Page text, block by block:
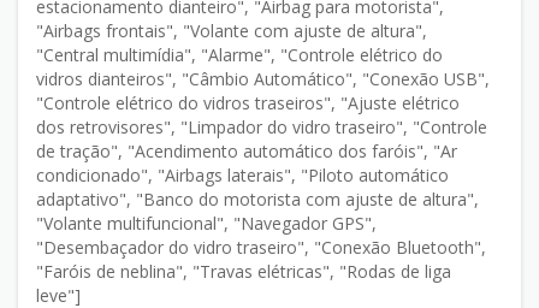
estacionamento dianteiro", "Airbag para motorista",
"Airbags frontais", "Volante com ajuste de altura",
"Central multimídia", "Alarme", "Controle elétrico do
vidros dianteiros", "Câmbio Automático", "Conexão USB",
"Controle elétrico do vidros traseiros", "Ajuste elétrico
dos retrovisores", "Limpador do vidro traseiro", "Controle
de tração", "Acendimento automático dos faróis", "Ar
condicionado", "Airbags laterais", "Piloto automático
adaptativo", "Banco do motorista com ajuste de altura",
"Volante multifuncional", "Navegador GPS",
"Desembaçador do vidro traseiro", "Conexão Bluetooth",
"Faróis de neblina", "Travas elétricas", "Rodas de liga
leve"]